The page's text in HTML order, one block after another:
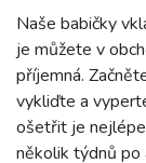
Naše babičky
je můžete v
příjemná.
vykliďte a
ošetřit je nejlépe
několik týdnů po